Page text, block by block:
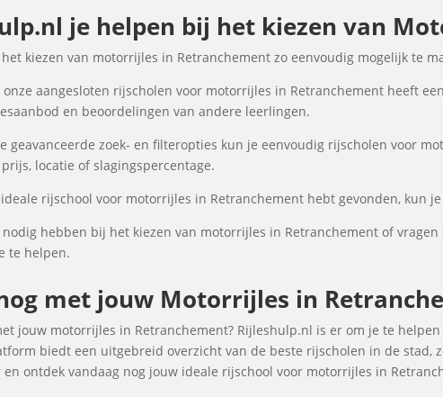
je helpen bij het kiezen van
kiezen van motorrijles in Retranchement zo eenvoudig mogelijk te
onze aangesloten rijscholen voor motorrijles in Retranchement heeft
en beoordelingen van andere leerlingen.
geavanceerde zoek- en filteropties kun je eenvoudig rijscholen voor
locatie of slagingspercentage.
rijschool voor motorrijles in Retranchement hebt gevonden, kun
hebben bij het kiezen van motorrijles in Retranchement of
te helpen.
met jouw Motorrijles in
jouw motorrijles in Retranchement? Rijleshulp.nl is er om je te
biedt een uitgebreid overzicht van de beste rijscholen in de stad,
ontdek vandaag nog jouw ideale rijschool voor motorrijles in